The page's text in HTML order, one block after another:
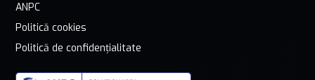
ANPC
Politică cookies
Politică de confidențialitate